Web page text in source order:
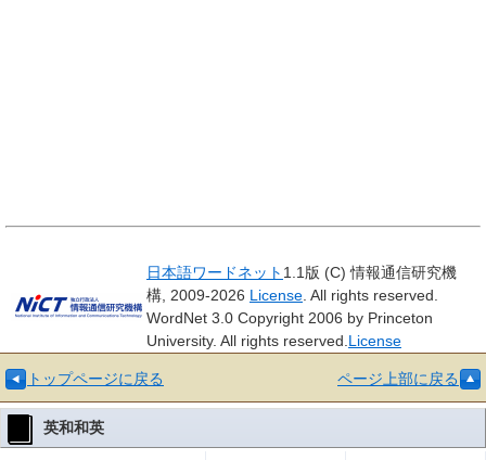
日本語ワードネット 1.1版 (C) 情報通信研究機
構, 2009-2026 License . All rights reserved.
WordNet 3.0 Copyright 2006 by Princeton
University. All rights reserved. License
トップページに戻る ページ上部に戻る
英和和英